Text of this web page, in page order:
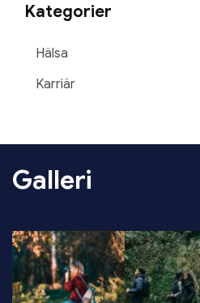
Kategorier
Hälsa
Karriär
Galleri